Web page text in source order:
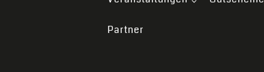
Partner